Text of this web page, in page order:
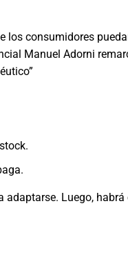
los consumidores
Manuel Adorni
Luego,